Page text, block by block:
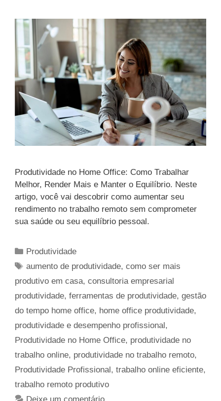
Produtividade no Home Office: Como Trabalhar
Melhor, Render Mais e Manter o Equilíbrio. Neste
artigo, você vai descobrir como aumentar seu
rendimento no trabalho remoto sem comprometer
sua saúde ou seu equilíbrio pessoal.
Categorias
Produtividade
Tags
aumento de produtividade,como ser mais
produtivo em casa, consultoria empresarial
produtividade, ferramentas de produtividade, gestão
do tempo home office, home office produtividade,
produtividade e desempenho profissional ,
Produtividade no Home Office, produtividade no
trabalho online, produtividade no trabalho remoto,
Produtividade Profissional , trabalho online eficiente,
trabalho remoto produtivo